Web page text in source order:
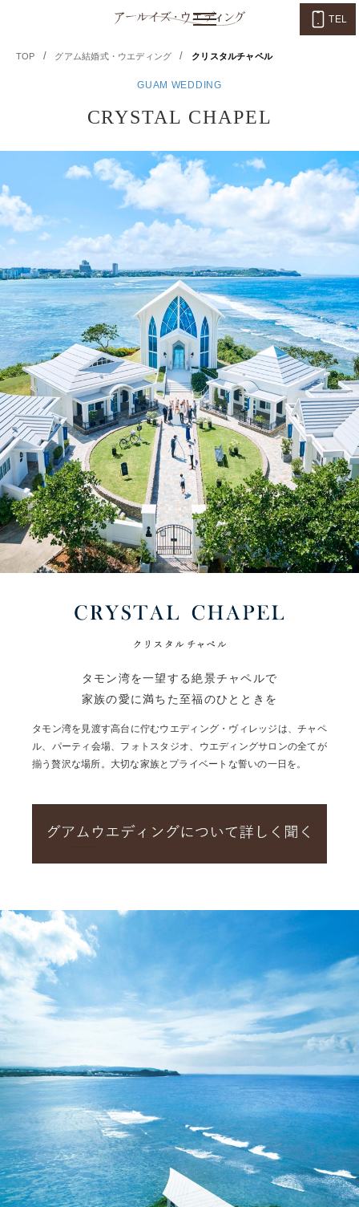
TEL
TOP / グアム結婚式・ウエディング / クリスタルチャペル
GUAM WEDDING
CRYSTAL CHAPEL
タモン湾を一望する絶景チャペルで
家族の愛に満ちた至福のひとときを
タモン湾を見渡す高台に佇むウエディング・ヴィレッジは、チャペ
ル、パーティ会場、フォトスタジオ、ウエディングサロンの全てが
揃う贅沢な場所。大切な家族とプライベートな誓いの一日を。